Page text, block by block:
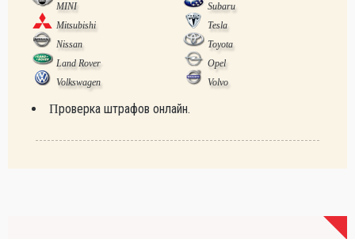
MINI
Subaru
Mitsubishi
Tesla
Nissan
Toyota
Land Rover
Opel
Volkswagen
Volvo
Проверка штрафов онлайн.